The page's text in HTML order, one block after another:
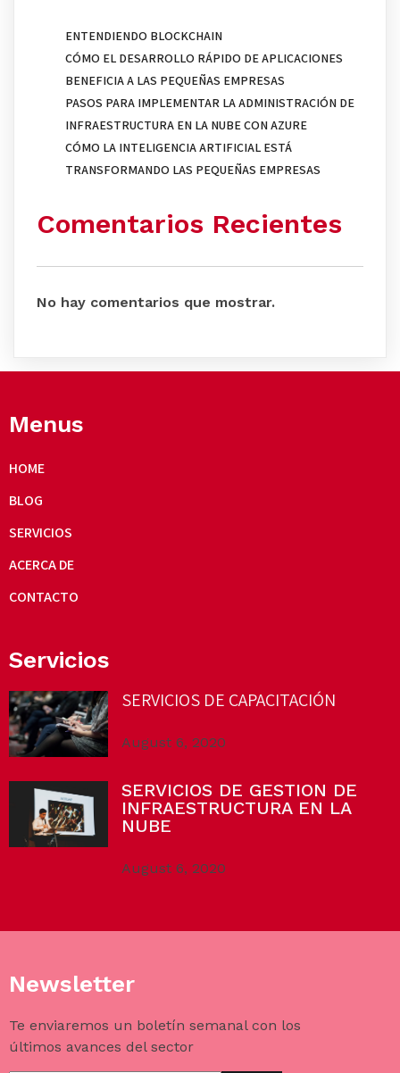
ENTENDIENDO BLOCKCHAIN
CÓMO EL DESARROLLO RÁPIDO DE APLICACIONES
BENEFICIA A LAS PEQUEÑAS EMPRESAS
PASOS PARA IMPLEMENTAR LA ADMINISTRACIÓN DE
INFRAESTRUCTURA EN LA NUBE CON AZURE
CÓMO LA INTELIGENCIA ARTIFICIAL ESTÁ
TRANSFORMANDO LAS PEQUEÑAS EMPRESAS
Comentarios Recientes
No hay comentarios que mostrar.
Menus
HOME
BLOG
SERVICIOS
ACERCA DE
CONTACTO
Servicios
SERVICIOS DE CAPACITACIÓN
August 6, 2020
SERVICIOS DE GESTION DE
INFRAESTRUCTURA EN LA
NUBE
August 6, 2020
Newsletter
Te enviaremos un boletín semanal con los
últimos avances del sector